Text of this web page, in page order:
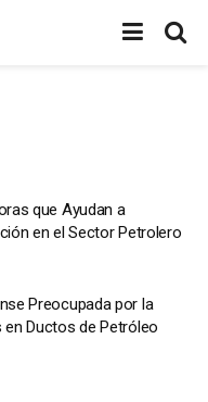
que Ayudan a
en el Sector Petrolero
Preocupada por la
Ductos de Petróleo